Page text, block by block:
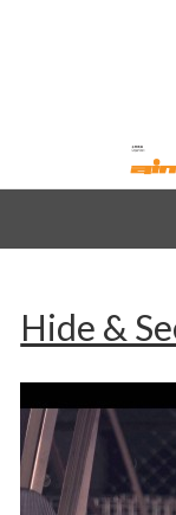
Hide &